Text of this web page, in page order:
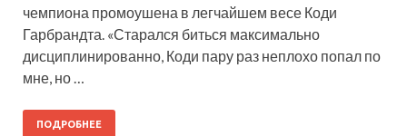
чемпиона промоушена в легчайшем весе Коди
Гарбрандта. «Старался биться максимально
дисциплинированно, Коди пару раз неплохо попал по
мне, но …
ПОДРОБНЕЕ